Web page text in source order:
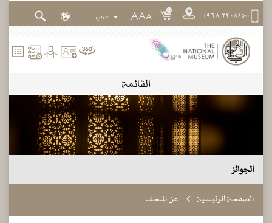
٠٨١٥٠٠ ٢٢ ٩٦٨+ A
A
A
القائمة
الجوائز
الصفحة الرئيسية عن المتحف